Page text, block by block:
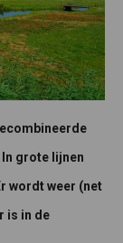
grote lijnen
wordt weer (net
is in de